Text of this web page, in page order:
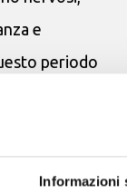
Informazioni
e
periodo
nasce
e le loro